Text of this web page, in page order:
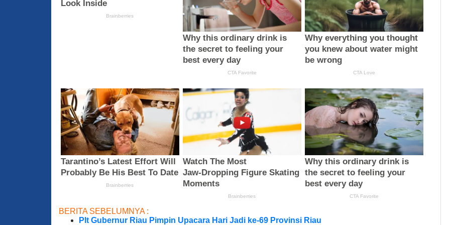
BERITA SEBELUMNYA :
Plt Gubernur Riau Pimpin Upacara Hari Jadi ke-69 Provinsi Riau